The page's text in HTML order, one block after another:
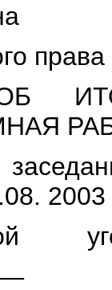
права
2003